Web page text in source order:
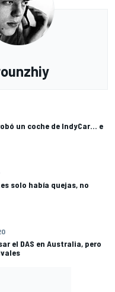
un coche de IndyCar... e
solo había quejas, no
el DAS en Australia, pero